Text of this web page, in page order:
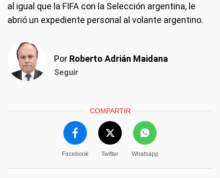
al igual que la FIFA con la Selección argentina, le
abrió un expediente personal al volante argentino.
Por Roberto Adrián Maidana
Seguir
COMPARTIR
Facebook Twitter Whatsapp